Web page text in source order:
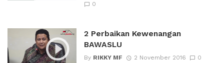
0
2 Perbaikan Kewenangan
BAWASLU
By RIKKY MF 2 November 2016 0